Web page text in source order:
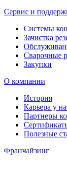
Сервис и
Системы
Зачистка
Сварочные
Закупки
О компании
История
Карьера у
Партнеры
Полезные
Франчайзинг